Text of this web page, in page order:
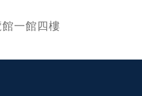
一館四樓